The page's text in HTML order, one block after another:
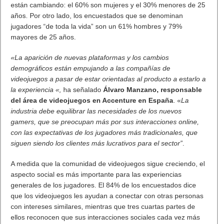
están cambiando: el 60% son mujeres y el 30% menores de 25
años. Por otro lado, los encuestados que se denominan
jugadores “de toda la vida” son un 61% hombres y 79%
mayores de 25 años.
«La aparición de nuevas plataformas y los cambios
demográficos están empujando a las compañías de
videojuegos a pasar de estar orientadas al producto a estarlo a
la experiencia «, ha señaladoÁlvaro Manzano, responsable
del área de videojuegos en Accenture en España . «La
industria debe equilibrar las necesidades de los nuevos
gamers, que se preocupan más por sus interacciones online,
con las expectativas de los jugadores más tradicionales, que
siguen siendo los clientes más lucrativos para el sector”
A medida que la comunidad de videojuegos sigue creciendo, el
aspecto social es más importante para las experiencias
generales de los jugadores. El 84% de los encuestados dice
que los videojuegos les ayudan a conectar con otras personas
con intereses similares, mientras que tres cuartas partes de
ellos reconocen que sus interacciones sociales cada vez más